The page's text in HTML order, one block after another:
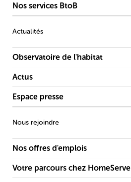
Nos services BtoB
Actualités
Observatoire de l'habitat
Actus
Espace presse
Nous rejoindre
Nos offres d'emplois
Votre parcours chez HomeServe